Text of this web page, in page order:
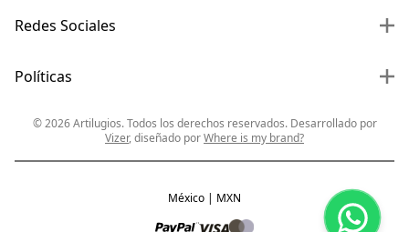
Redes Sociales
Políticas
©2026Artilugios. Todos los derechos reservados. Desarrollado por
Vizer, diseñado porWhere is my brand?
México | MXN